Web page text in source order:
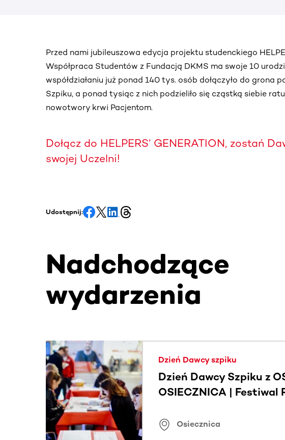
Przed nami jubileuszowa edycja projektu studenckiego
Współpraca Studentów z Fundacją DKMS ma swoje 10
współdziałaniu już ponad 140 tys. osób dołączyło do grona
Szpiku, a ponad tysiąc z nich podzieliło się cząstką siebie
nowotwory krwi Pacjentom.
Dołącz do HELPERS’ GENERATION, zostań
swojej Uczelni!
Udostępnij:
Nadchodzące
wydarzenia
Ta sekcja zawiera treści przewijane w poziomie. Użyj
Dzień Dawcy szpiku
Dzień Dawcy Szpiku z
OSIECZNICA | Festiwal
Osiecznica